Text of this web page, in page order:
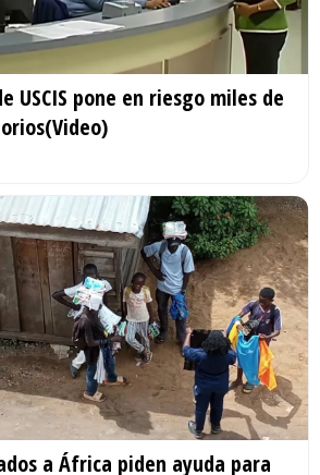
USCIS pone en riesgo miles de
a África piden ayuda para